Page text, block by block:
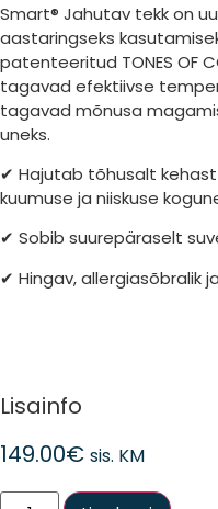
Smart® Jahutav tekk on
aastaringseks
patenteeritud TONES OF
tagavad efektiivse
tagavad mõnusa
uneks.
✔ Hajutab tõhusalt
kuumuse ja niiskuse
✔ Sobib suurepäraselt
✔ Hingav, allergiasõbralik
Lisainfo
149.00€ sis. KM
Smart